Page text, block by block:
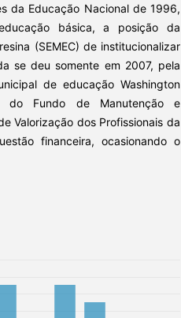
da Educação Nacional de 1996,
básica, a posição da
(SEMEC) de institucionalizar
se deu somente em 2007, pela
de educação Washington
do Fundo de Manutenção e
Valorização dos Profissionais da
financeira, ocasionando o